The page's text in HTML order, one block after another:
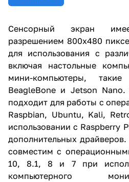
Сенсорный экран
разрешением 800x480
для использования с
включая настольные
мини-компьютеры,
BeagleBone и Jetson Nano.
подходит для работы с
Raspbian, Ubuntu, Kali,
использовании с Raspberry
дополнительных
совместим с
10, 8.1, 8 и 7 при
компьютерного